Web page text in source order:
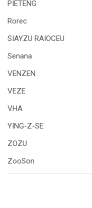
PIETENG
Rorec
SIAYZU RAIOCEU
Senana
VENZEN
VEZE
VHA
YING-Z-SE
ZOZU
ZooSon